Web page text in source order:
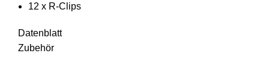
12 x R-Clips
Datenblatt
Zubehör